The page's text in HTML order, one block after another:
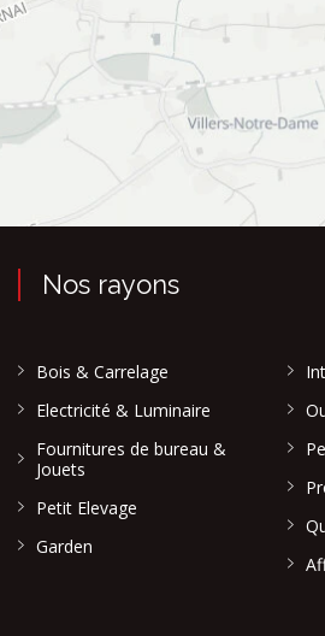
Nos rayons
Bois & Carrelage
Electricité & Luminaire
Fournitures de bureau &
Jouets
Petit Elevage
Garden